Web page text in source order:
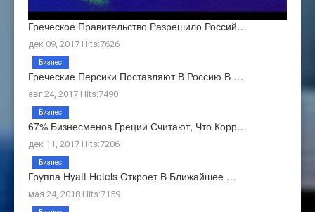
Греческое Правительство Разрешило Россий…
дек 09, 2017 Hits:7626
Греческие Персики Поставляют В Россию В …
авг 24, 2017 Hits:7490
Бизнес
67% Бизнесменов Греции Считают, Что Корр…
дек 11, 2017 Hits:7206
Бизнес
Группа Hyatt Hotels Откроет В Ближайшее …
мая 24, 2018 Hits:7159
Бизнес